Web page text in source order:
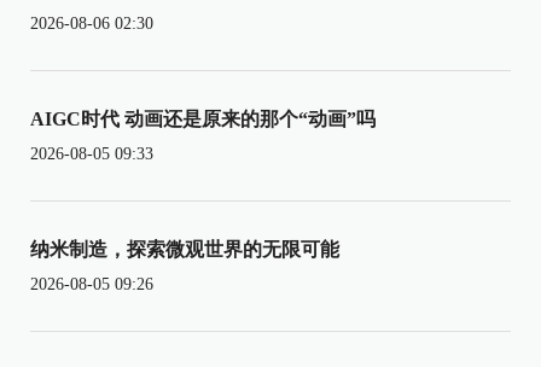
2026-08-06 02:30
AIGC时代 动画还是原来的那个“动画”吗
2026-08-05 09:33
纳米制造，探索微观世界的无限可能
2026-08-05 09:26